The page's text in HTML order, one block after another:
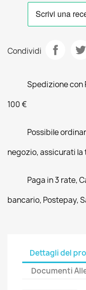
Condividi
Spedizione con
100 €
Possibile
negozio, assicurati la
Paga in 3 rate,
bancario, Postepay,
Dettagli del
Documenti